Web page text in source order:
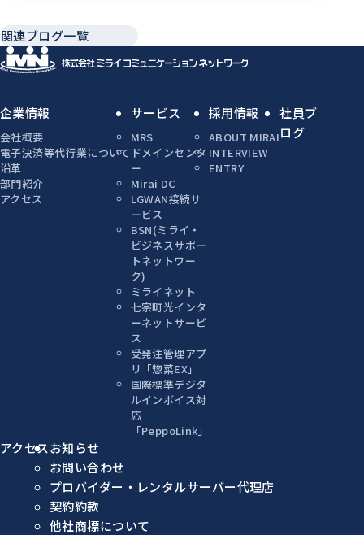
関連ブログ一覧
企業情報
会社概要
電子決済等代行業について
沿革
部門紹介
アクセス
サービス
MRS
ドメインセンタ
ー
Mirai DC
LGWAN接続サ
ービス
BSN(ミライ・
ビジネスサポー
トネットワー
ク)
ミライネット
七宗町光インタ
ーネットサービ
ス
受発注管理アプ
リ「惣菜EX」
国際標準デジタ
ルインボイス対
応
「PeppoLink」
採用情報
ABOUT MIRAI
INTERVIEW
ENTRY
社員ブ
ログ
アクセスお知らせ
お問い合わせ
プロバイダー・レンタルサーバー代理店
契約約款
他社商標について